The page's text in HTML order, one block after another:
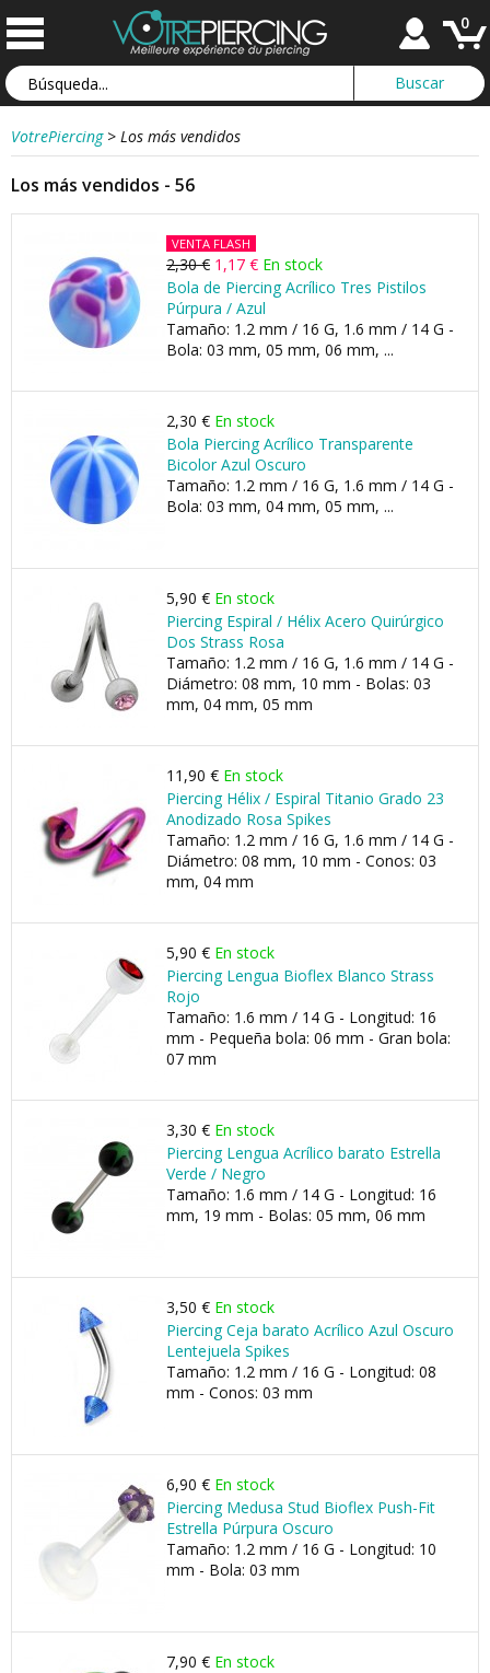
0
VotrePiercing > Los más vendidos
Los más vendidos - 56
VENTA FLASH
2,30 € 1,17 € En stock
Bola de Piercing Acrílico Tres Pistilos
Púrpura / Azul
Tamaño: 1.2 mm / 16 G, 1.6 mm / 14 G -
Bola: 03 mm, 05 mm, 06 mm, ...
2,30 € En stock
Bola Piercing Acrílico Transparente
Bicolor Azul Oscuro
Tamaño: 1.2 mm / 16 G, 1.6 mm / 14 G -
Bola: 03 mm, 04 mm, 05 mm, ...
5,90 € En stock
Piercing Espiral / Hélix Acero Quirúrgico
Dos Strass Rosa
Tamaño: 1.2 mm / 16 G, 1.6 mm / 14 G -
Diámetro: 08 mm, 10 mm - Bolas: 03
mm, 04 mm, 05 mm
11,90 € En stock
Piercing Hélix / Espiral Titanio Grado 23
Anodizado Rosa Spikes
Tamaño: 1.2 mm / 16 G, 1.6 mm / 14 G -
Diámetro: 08 mm, 10 mm - Conos: 03
mm, 04 mm
5,90 € En stock
Piercing Lengua Bioflex Blanco Strass
Rojo
Tamaño: 1.6 mm / 14 G - Longitud: 16
mm - Pequeña bola: 06 mm - Gran bola:
07 mm
3,30 € En stock
Piercing Lengua Acrílico barato Estrella
Verde / Negro
Tamaño: 1.6 mm / 14 G - Longitud: 16
mm, 19 mm - Bolas: 05 mm, 06 mm
3,50 € En stock
Piercing Ceja barato Acrílico Azul Oscuro
Lentejuela Spikes
Tamaño: 1.2 mm / 16 G - Longitud: 08
mm - Conos: 03 mm
6,90 € En stock
Piercing Medusa Stud Bioflex Push-Fit
Estrella Púrpura Oscuro
Tamaño: 1.2 mm / 16 G - Longitud: 10
mm - Bola: 03 mm
7,90 € En stock